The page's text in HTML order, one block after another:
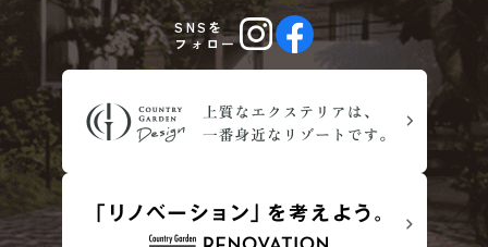
SNSを
フォロー